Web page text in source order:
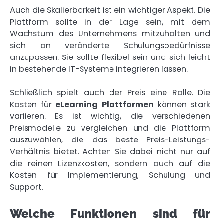
Auch die Skalierbarkeit ist ein wichtiger Aspekt. Die
Plattform sollte in der Lage sein, mit dem
Wachstum des Unternehmens mitzuhalten und
sich an veränderte Schulungsbedürfnisse
anzupassen. Sie sollte flexibel sein und sich leicht
in bestehende IT-Systeme integrieren lassen.
Schließlich spielt auch der Preis eine Rolle. Die
Kosten für eLearning Plattformen können stark
variieren. Es ist wichtig, die verschiedenen
Preismodelle zu vergleichen und die Plattform
auszuwählen, die das beste Preis-Leistungs-
Verhältnis bietet. Achten Sie dabei nicht nur auf
die reinen Lizenzkosten, sondern auch auf die
Kosten für Implementierung, Schulung und
Support.
Welche Funktionen sind für